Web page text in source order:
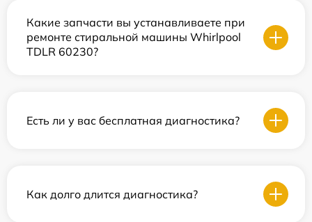
Какие запчасти вы устанавливаете при
ремонте стиральной машины Whirlpool
TDLR 60230?
Есть ли у вас бесплатная диагностика?
Как долго длится диагностика?